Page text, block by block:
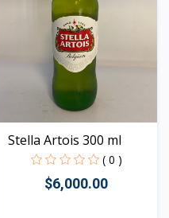
Stella Artois 300 ml
( 0 )
$6,000.00